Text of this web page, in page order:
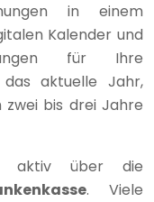
in einem
Kalender und
für Ihre
aktuelle Jahr,
bis drei Jahre
aktiv über die
. Viele